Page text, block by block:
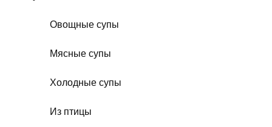
Овощные супы
Мясные супы
Холодные супы
Из птицы